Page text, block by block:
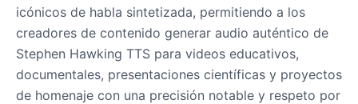
Ice Spice
Female @KingArthur
icónicos de habla sintetizada, permitiendo a los
creadores de contenido generar audio auténtico de
Stephen Hawking TTS para videos educativos,
documentales, presentaciones científicas y proyectos
de homenaje con una precisión notable y respeto por